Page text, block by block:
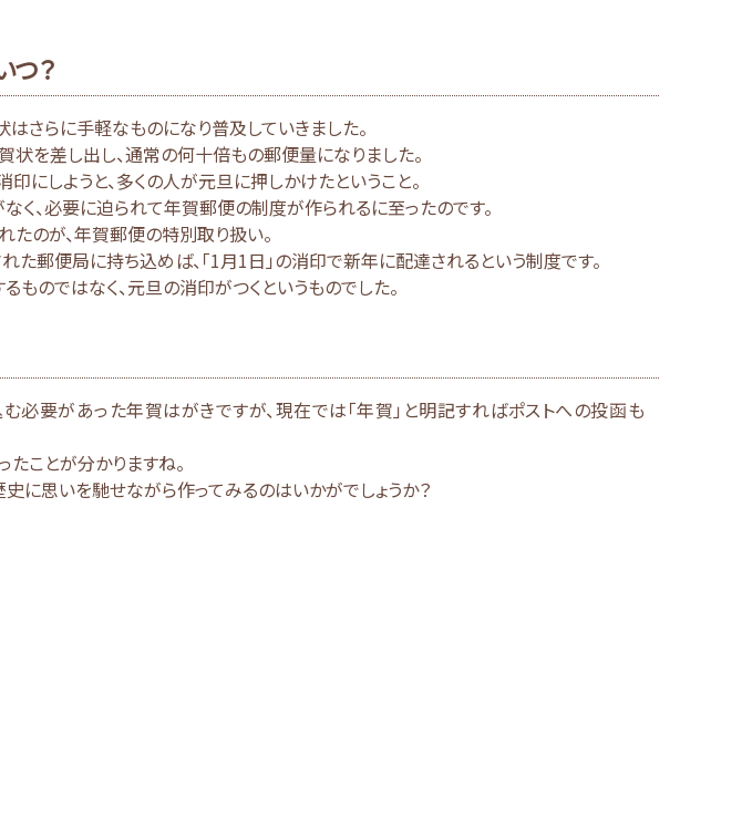
つ？
さらに手軽なものになり普及していきました。
状を差し出し、通常の何十倍もの郵便量になりました。
印にしようと、多くの人が元旦に押しかけたということ。
く、必要に迫られて年賀郵便の制度が作られるに至ったのです。
たのが、年賀郵便の特別取り扱い。
郵便局に持ち込めば、「1月1日」の消印で新年に配達されるという制度です。
のではなく、元旦の消印がつくというものでした。
要があった年賀はがきですが、現在では「年賀」と明記すればポストへの投函も
たことが分かりますね。
に思いを馳せながら作ってみるのはいかがでしょうか？